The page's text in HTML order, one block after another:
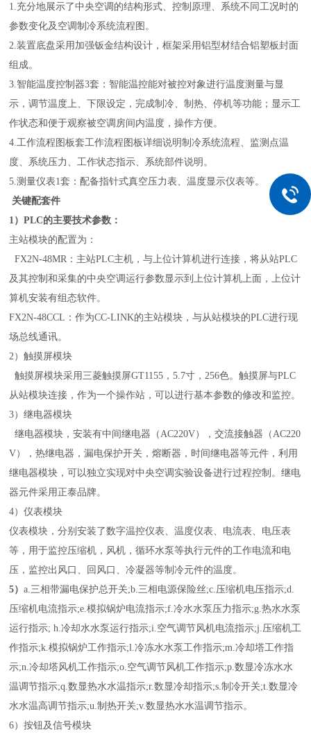
1.充分地展示了中央空调的结构形式、控制原理、系统不同工况时的
参数变化及空调制冷系统流程图。
2.装置底盘采用加强钣金结构设计，框架采用铝型材结合铝塑板封面
组成。
3.智能温度控制器3套：智能温控能对被控对象进行温度测量与显
示，调节温度上、下限设定，完成制冷、制热、停机等功能；显示工
作状态和便于观察被空调房间 内温度，操作方便。
4.工作流程图板套工作流程图板详细说明制冷系统流程、监测点温
度、系统压力、工作状态指示、系统部件说明。
5.测量仪表1套：配备指针式真空压力表、温度显示仪表等。
关键配套件
1）PLC的主要技术参数：
主站模块的配置为：
FX2N-48MR：主站PLC主机，与上位计算机进行连接，将从站PLC
及其控制和采集的中央空调运行参数显示到上位计算机上面，上位计
算机安装有组态软件。
FX2N-48CCL：作为CC-LINK的主站模块，与从站模块的PLC进行现
场总线通讯。
2）触摸屏模块
触摸屏模块采用三菱触摸屏GT1155，5.7寸，256色。触摸屏与PLC
从站模块连接，作为一个操作站，可以进行基本参数的修改和监控。
3）继电器模块
继电器模块，安装有中间继电器（AC220V），交流接触器（AC220
V），热继电器，漏电保护开关，熔断器，时间继电器等元件，利用
继电器模块，可以独立实现对中央空调实验设备进行过程控制。继电
器元件采用正泰品牌。
4）仪表模块
仪表模块，分别安装了数字温控仪表、温度仪表、电流表、电压表
等，用于监控压缩机，风机，循环水泵等执行元件的工作电流和电
压，监控出风口、回风口、冷凝器等制冷元件的温度。
5）a.三相带漏电保护总开关;b.三相电源保险丝;c.压缩机电压指示;d.
压缩机电流指示;e.模拟锅炉电流指示;f.冷水水泵压力指示;g.热水水泵
运行指示; h.冷却水水泵运行指示;i.空气调节风机电流指示;j.压缩机工
作指示;k.模拟锅炉工作指示;l.冷冻水水泵工作指示;m.冷却塔工作指
示;n.冷却塔风机工作指示;o.空气调节风机工作指示;p.数显冷冻水水
温调节指示;q.数显热水水温指示;r.数显冷却指示;s.制冷开关;t.数显冷
水水温高调节指示;u.制热开关;v.数显热水水温调节指示。
6）按钮及信号模块